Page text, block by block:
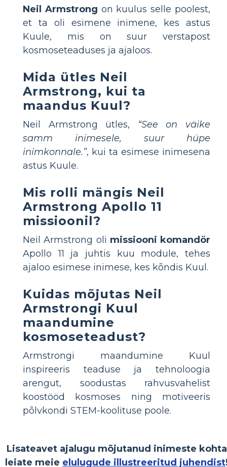
Neil Armstrong on kuulus selle poolest,
et ta oli esimene inimene, kes astus
Kuule, mis on suur verstapost
kosmoseteaduses ja ajaloos.
Mida ütles Neil
Armstrong, kui ta
maandus Kuul?
Neil Armstrong ütles, “See on väike
samm inimesele, suur hüpe
inimkonnale.”, kui ta esimese inimesena
astus Kuule.
Mis rolli mängis Neil
Armstrong Apollo 11
missioonil?
Neil Armstrong oli missiooni komandör
Apollo 11 ja juhtis kuu module, tehes
ajaloo esimese inimese, kes kõndis Kuul.
Kuidas mõjutas Neil
Armstrongi Kuul
maandumine
kosmoseteadust?
Armstrongi maandumine Kuul
inspireeris teaduse ja tehnoloogia
arengut, soodustas rahvusvahelist
koostööd kosmoses ning motiveeris
põlvkondi STEM-koolituse poole.
Lisateavet ajalugu mõjutanud inimeste kohta
leiate meie elulugude illustreeritud juhendist